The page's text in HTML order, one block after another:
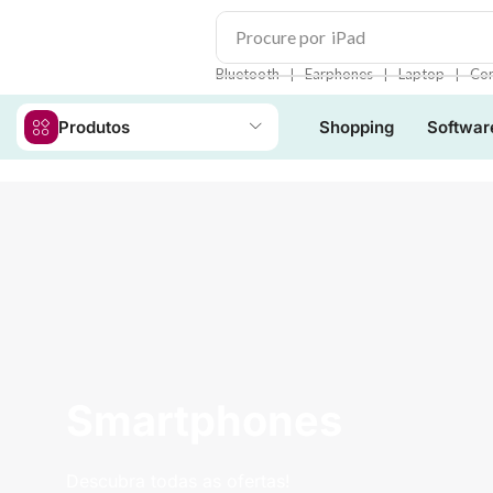
Procure por iPad
Bluetooth ❘ Earphones ❘ Laptop ❘
Produtos Shopping